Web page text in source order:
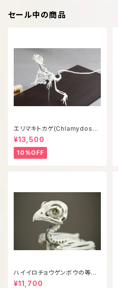
セール中の商品
エリマキトカゲ(Chlamydosau
rus kingii) 等倍全身骨格模型
¥13,500
10%OFF
ハイイロチョウゲンボウの等倍
全身骨格レプリカ
¥11,700